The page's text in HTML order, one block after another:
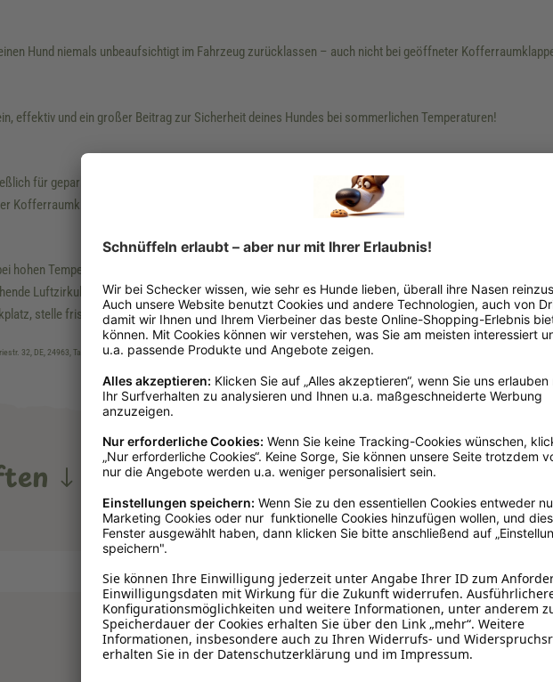
Hund niemals unbeaufsichtigt im Fahrzeug zurücklassen – auch nicht bei geöffneter
effektiv und ein großer Beitrag zur Sicherheit deines Hundes bei sommerlichen Temperaturen!
für geparkte Fahrzeuge gedacht und darf nicht während der Fahrt verwendet werden. Dieses
Kofferraumklappe.
hohen Temperaturen im Auto zurückzulassen. Selbst mit geöffneten Fenstern oder einer leicht
Luftzirkulation zu erreichen, öffne das Fahrzeug idealerweise an mehreren Stellen – zum Beispiel
stelle frisches Wasser bereit und lasse deinen Hund nur kurz alleine.
32, DE, 24963, Tarp, verkauf@trixie.de, www.trixie.de
Silber
Metall
Für die Reise, Zubehör